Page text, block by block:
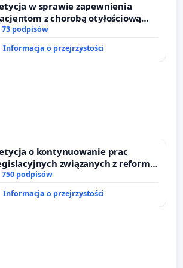
w sprawie zapewnienia
z chorobą otyłościową
dostępu do kompleksowego leczenia
oraz programów profilaktycznych.
73 podpisów
Informacja o przejrzystości
o kontynuowanie prac
związanych z reformą
prawa rodzinnego
750 podpisów
Informacja o przejrzystości